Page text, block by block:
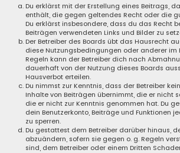
Du erklärst mit der Erstellung eines Beitrags,
enthält, die gegen geltendes Recht oder die
Du erklärst insbesondere, dass du das Recht
Beiträgen verwendeten Links und Bilder zu
Der Betreiber des Boards übt das Hausrecht
diese Nutzungsbedingungen oder anderer im
Regeln kann der Betreiber dich nach
dauerhaft von der Nutzung dieses Boards
Hausverbot erteilen.
Du nimmst zur Kenntnis, dass der Betreiber
Inhalte von Beiträgen übernimmt, die er nicht
die er nicht zur Kenntnis genommen hat. Du
dein Benutzerkonto, Beiträge und Funktionen
zu sperren.
Du gestattest dem Betreiber darüber hinaus,
abzuändern, sofern sie gegen o. g. Regeln
sind, dem Betreiber oder einem Dritten